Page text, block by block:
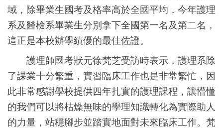
域，除畢業生國考及格率高於全國平均，今年護理
系及醫檢系畢業生分別拿下全國第一名及第二名，
這正是本校辦學績優的最佳佐證。
護理師國考狀元徐梵芝受訪時表示，護理系除
了課業十分繁重，實習臨床工作也是非常繁忙，因
此非常感謝學校提供四年扎實的護理課程，讓懵懂
的我們可以將枯燥無味的學理知識轉化為實際助人
的力量，站穩腳步並踏實地面對未來臨床工作。梵